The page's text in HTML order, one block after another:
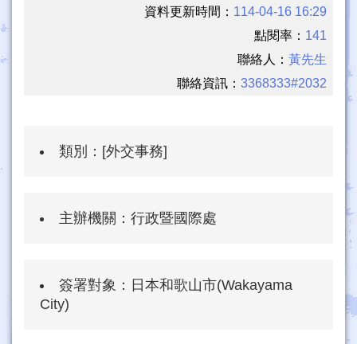
資料更新時間： 114-04-16 16:29
點閱率： 141
聯絡人：黃先生
聯絡資訊：3368333#2032
類別： [外交事務]
主辦機關： 行政暨國際處
簽署對象： 日本和歌山市(Wakayama
City)